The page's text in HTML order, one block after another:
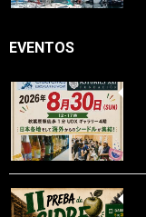
EVENTOS